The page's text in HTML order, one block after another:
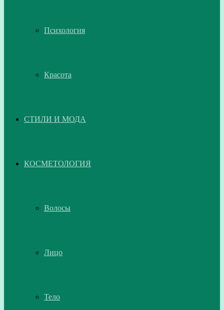
Психология
Красота
СТИЛИ И МОДА
КОСМЕТОЛОГИЯ
Волосы
Лицо
Тело